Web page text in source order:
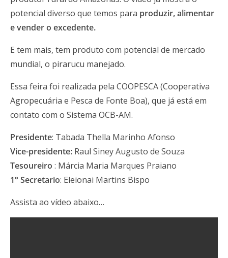
potencial diverso que temos para produzir, alimentar
e vender o excedente.
E tem mais, tem produto com potencial de mercado
mundial, o pirarucu manejado.
Essa feira foi realizada pela COOPESCA (Cooperativa
Agropecuária e Pesca de Fonte Boa), que já está em
contato com o Sistema OCB-AM.
Presidente: Tabada Thella Marinho Afonso
Vice-presidente: Raul Siney Augusto de Souza
Tesoureiro : Márcia Maria Marques Praiano
1° Secretario: Eleionai Martins Bispo
Assista ao vídeo abaixo…